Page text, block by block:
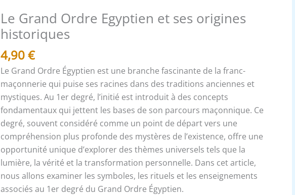
Le Grand Ordre Egyptien et ses origines
historiques
4,90€
Le Grand Ordre Égyptien est une branche fascinante de la franc-
maçonnerie qui puise ses racines dans des traditions anciennes et
mystiques. Au 1er degré, l’initié est introduit à des concepts
fondamentaux qui jettent les bases de son parcours maçonnique. Ce
degré, souvent considéré comme un point de départ vers une
compréhension plus profonde des mystères de l’existence, offre une
opportunité unique d’explorer des thèmes universels tels que la
lumière, la vérité et la transformation personnelle. Dans cet article,
nous allons examiner les symboles, les rituels et les enseignements
associés au 1er degré du Grand Ordre Égyptien.
quantité
de
Grand
Ordre
Egyptien
et
ses
origines
historiques